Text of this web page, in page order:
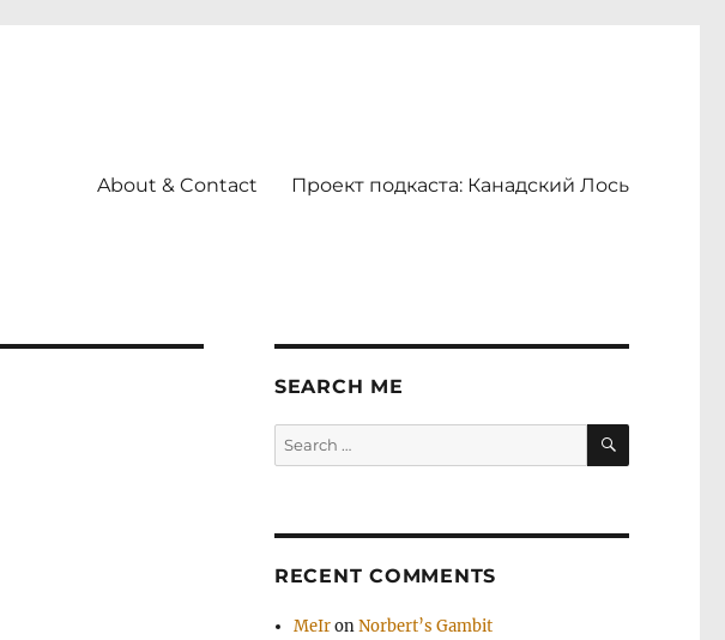
About & Contact Проект подкаста: Канадский Лось
SEARCH ME
Search
for:
SEARCH
RECENT COMMENTS
MeIronNorbert’s Gambit